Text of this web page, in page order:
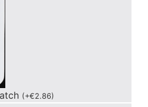
(+€2.86)